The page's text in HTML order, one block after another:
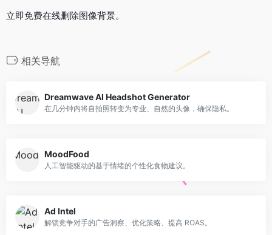
立即免费在线删除图像背景。
相关导航
Dreamwave AI Headshot Generator
在几分钟内将自拍照转变为专业、自然的头像，确保隐私。
MoodFood
人工智能驱动的基于情绪的个性化食物建议。
Ad Intel
解锁竞争对手的广告洞察、优化策略、提高 ROAS。